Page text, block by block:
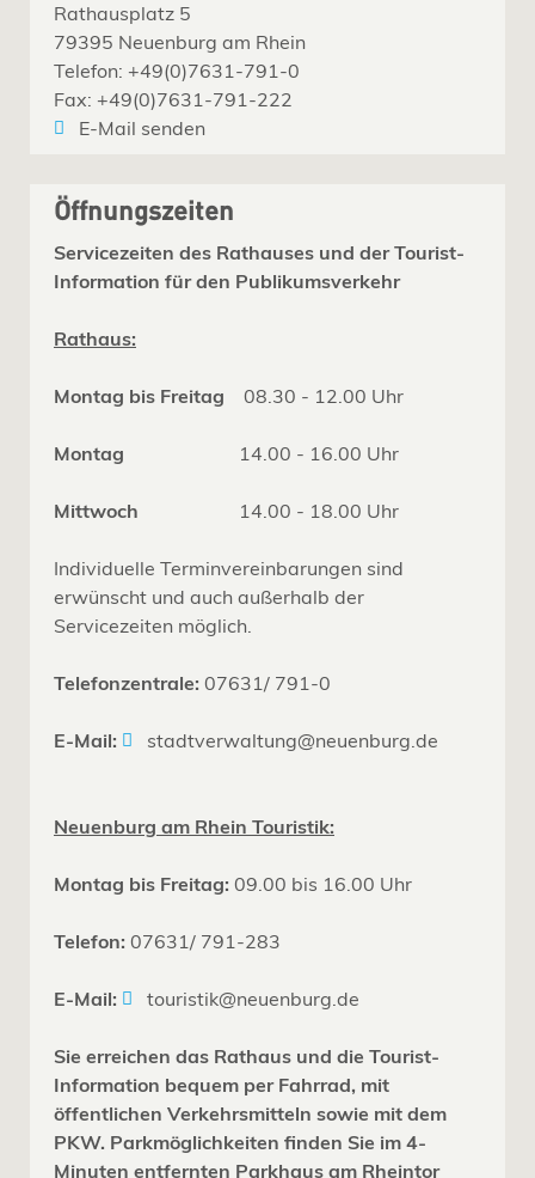
Rathausplatz 5
79395 Neuenburg am Rhein
Telefon: +49(0)7631-791-0
Fax: +49(0)7631-791-222
E-Mail senden
Öffnungszeiten
Servicezeiten des Rathauses und der Tourist-
Information für den Publikumsverkehr
Rathaus:
Montag bis Freitag 08.30 - 12.00 Uhr
Montag 14.00 - 16.00 Uhr
Mittwoch 14.00 - 18.00 Uhr
Individuelle Terminvereinbarungen sind
erwünscht und auch außerhalb der
Servicezeiten möglich.
Telefonzentrale: 07631/ 791-0
E-Mail: stadtverwaltung@neuenburg.de
Neuenburg am Rhein Touristik:
Montag bis Freitag: 09.00 bis 16.00 Uhr
Telefon: 07631/ 791-283
E-Mail: touristik@neuenburg.de
Sie erreichen das Rathaus und die Tourist-
Information bequem per Fahrrad, mit
öffentlichen Verkehrsmitteln sowie mit dem
PKW. Parkmöglichkeiten finden Sie im 4-
Minuten entfernten Parkhaus am Rheintor